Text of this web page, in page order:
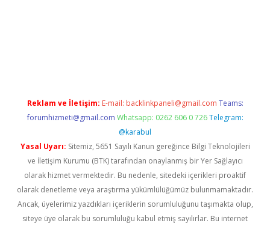
Reklam ve İletişim: E-mail: backlinkpaneli@gmail.com Teams:
forumhizmeti@gmail.com Whatsapp: 0262 606 0 726 Telegram:
@karabul
Yasal Uyarı: Sitemiz, 5651 Sayılı Kanun gereğince Bilgi Teknolojileri
ve İletişim Kurumu (BTK) tarafından onaylanmış bir Yer Sağlayıcı
olarak hizmet vermektedir. Bu nedenle, sitedeki içerikleri proaktif
olarak denetleme veya araştırma yükümlülüğümüz bulunmamaktadır.
Ancak, üyelerimiz yazdıkları içeriklerin sorumluluğunu taşımakta olup,
siteye üye olarak bu sorumluluğu kabul etmiş sayılırlar. Bu internet